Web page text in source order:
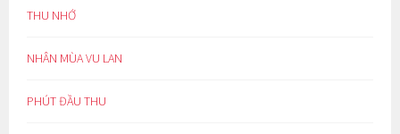
THU NHỚ
NHÂN MÙA VU LAN
PHÚT ĐẦU THU